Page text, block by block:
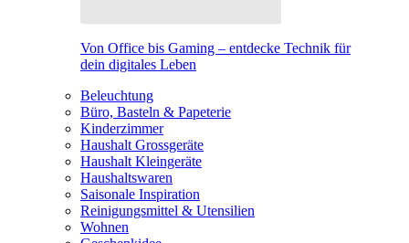
Von Office bis Gaming – entdecke Technik für
dein digitales Leben
Beleuchtung
Büro, Basteln & Papeterie
Kinderzimmer
Haushalt Grossgeräte
Haushalt Kleingeräte
Haushaltswaren
Saisonale Inspiration
Reinigungsmittel & Utensilien
Wohnen